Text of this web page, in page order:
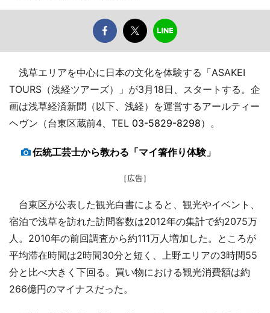
浅草エリアを中心に日本の文化を体験する「ASAKEI
TOURS（浅経ツアーズ）」が3月18日、スタートする。企
画は浅草経済新聞（以下、浅経）を運営するアールティー
ヘヴン（台東区蔵前4、TEL 03-5829-8298）。
伝統工芸士から教わる「マイ箸作り体験」
［広告］
台東区が公表した観光白書によると、観光やイベント、
宿泊で浅草を訪れた訪問客数は2012年の集計で約2075万
人。2010年の前回調査から約111万人増加した。ところが
平均滞在時間は2時間30分と短く、上野エリアの3時間55
分と比べ大きく下回る。買い物における観光消費額は約
266億円のマイナスだった。